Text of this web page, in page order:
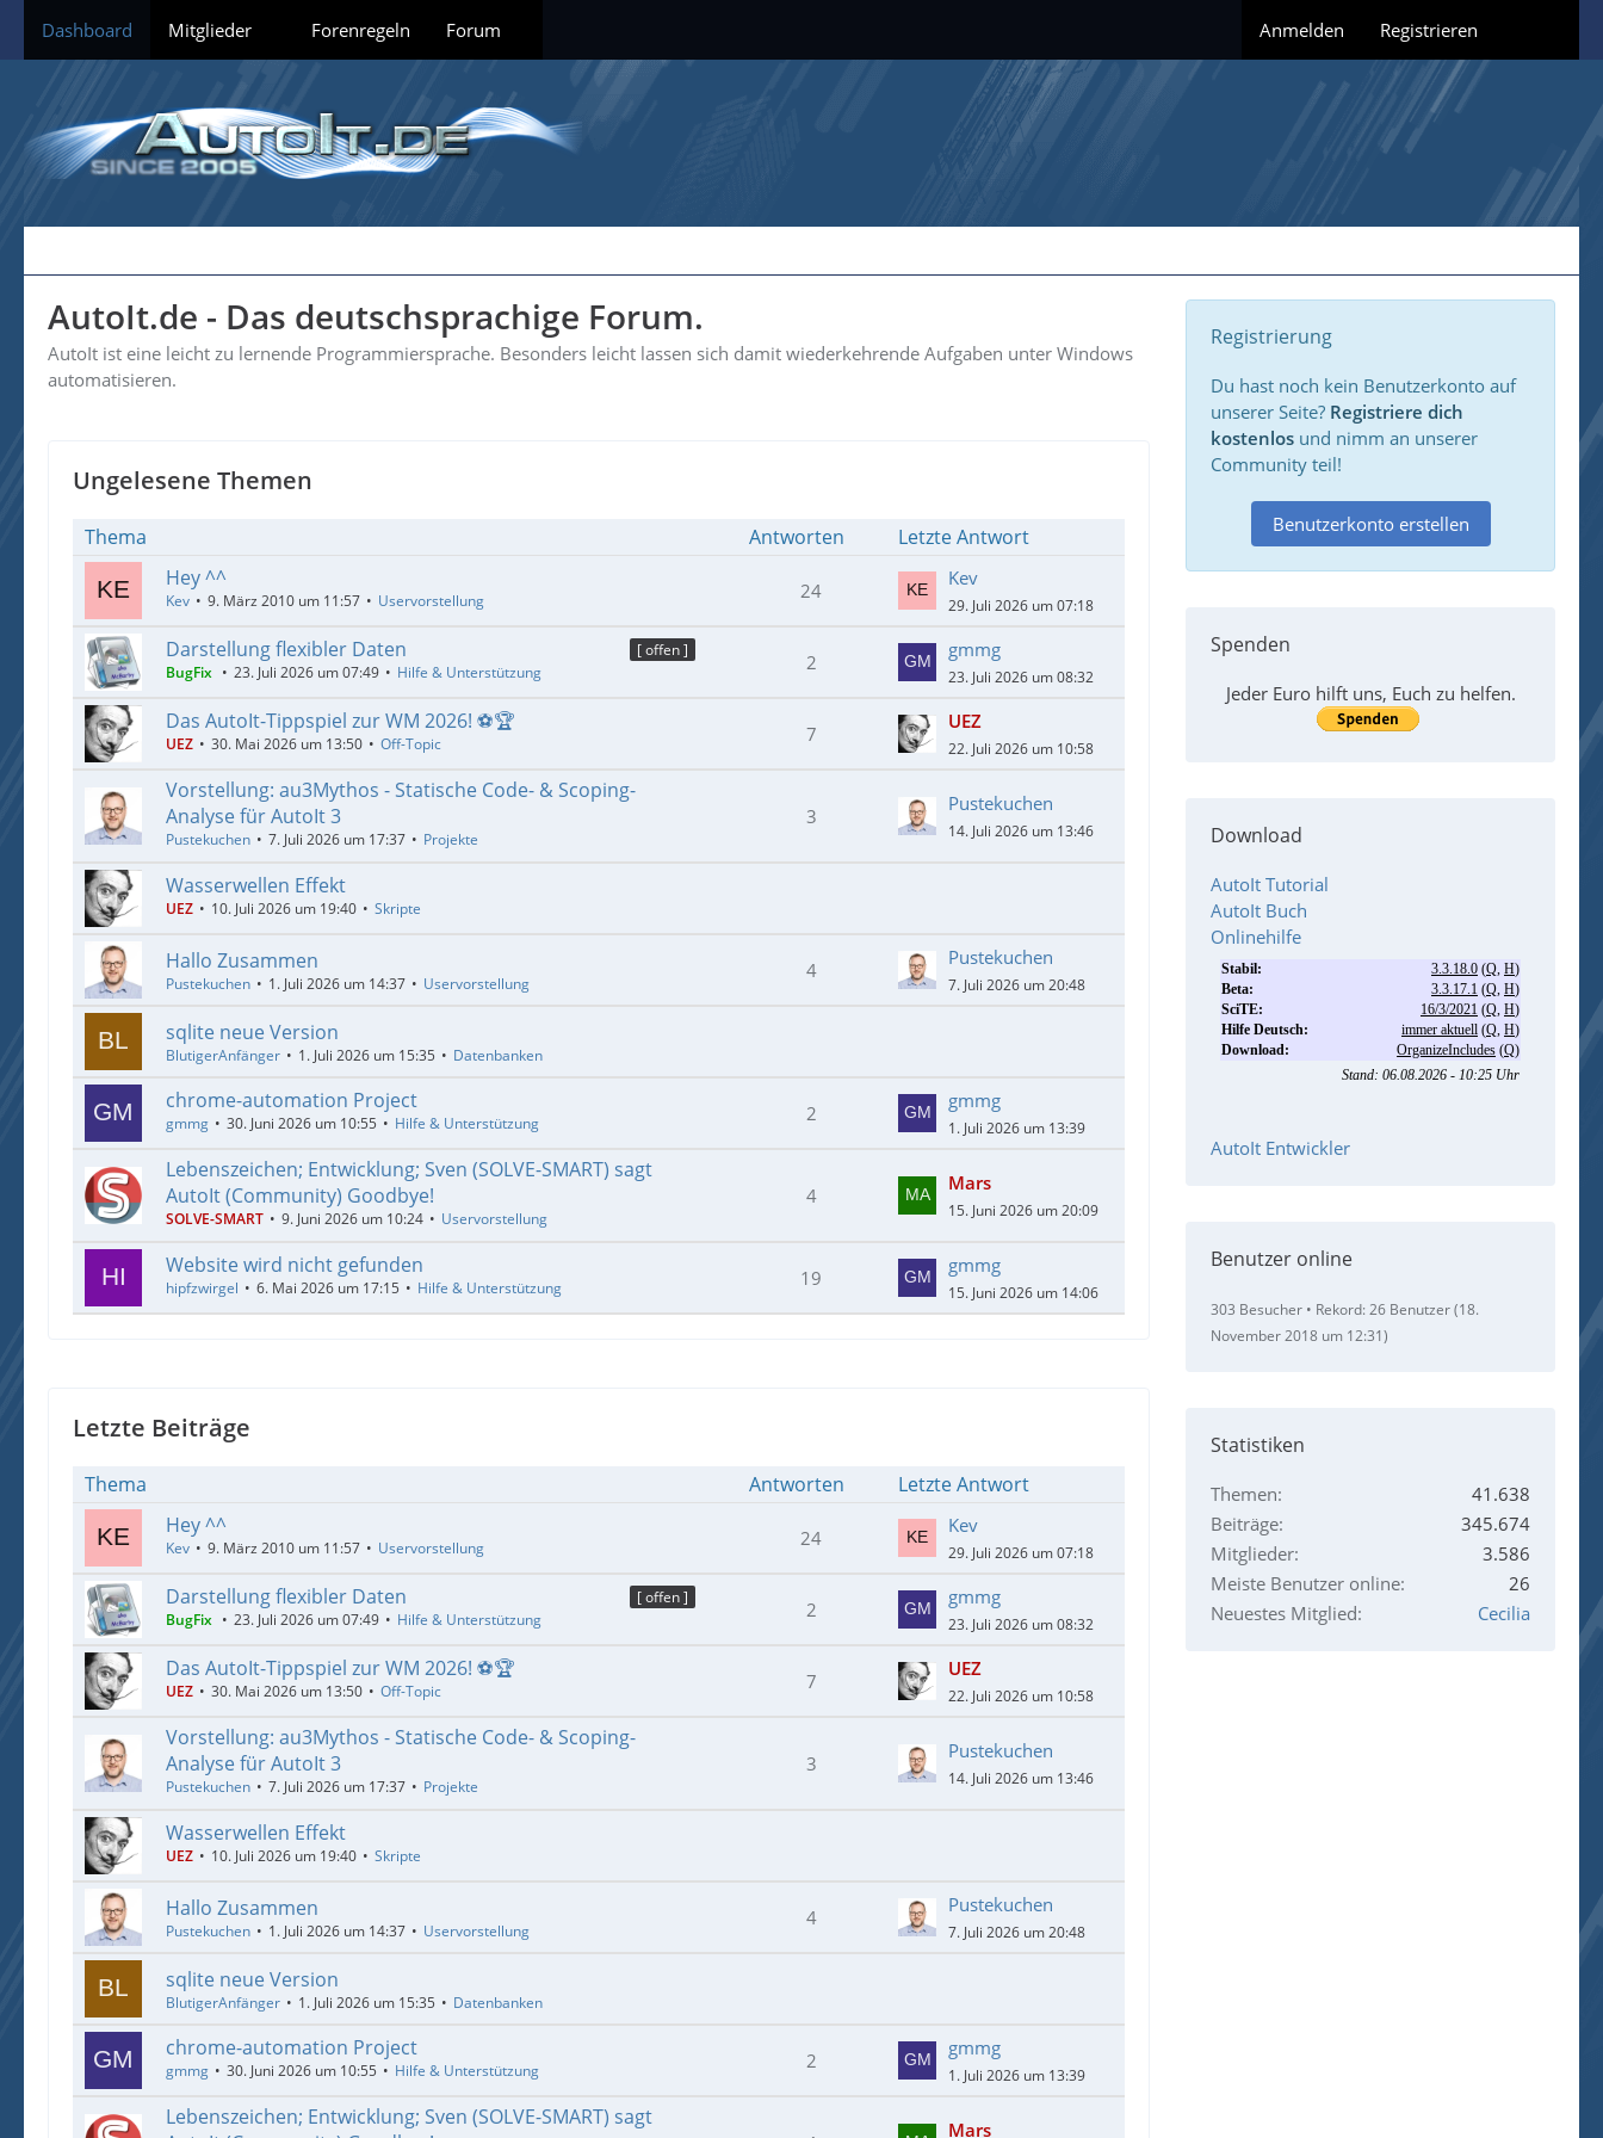
Dashboard Mitglieder Forenregeln Forum Anmelden Registrieren
AutoIt.de - Das deutschsprachige Forum.
AutoIt ist eine leicht zu lernende Programmiersprache. Besonders leicht lassen sich damit wiederkehrende Aufgaben unter Windows
automatisieren.
Ungelesene Themen
Thema Antworten
Letzte Antwort
Hey ^^
Kev 9. März 2010 um 11:57 Uservorstellung 24
Kev
29. Juli 2026 um 07:18
[ offen ]
Darstellung flexibler Daten
BugFix 23. Juli 2026 um 07:49 Hilfe & Unterstützung 2
gmmg
23. Juli 2026 um 08:32
Das AutoIt-Tippspiel zur WM 2026! ⚽🏆
UEZ 30. Mai 2026 um 13:50 Off-Topic 7
UEZ
22. Juli 2026 um 10:58
Vorstellung: au3Mythos - Statische Code- & Scoping-
Analyse für AutoIt 3
Pustekuchen 7. Juli 2026 um 17:37 Projekte
3
Pustekuchen
14. Juli 2026 um 13:46
Wasserwellen Effekt
UEZ 10. Juli 2026 um 19:40 Skripte
Hallo Zusammen
Pustekuchen 1. Juli 2026 um 14:37 Uservorstellung
4
Pustekuchen
7. Juli 2026 um 20:48
sqlite neue Version
BlutigerAnfänger 1. Juli 2026 um 15:35 Datenbanken
chrome-automation Project
gmmg 30. Juni 2026 um 10:55 Hilfe & Unterstützung 2
gmmg
1. Juli 2026 um 13:39
Lebenszeichen; Entwicklung; Sven (SOLVE-SMART) sagt
AutoIt (Community) Goodbye!
SOLVE-SMART 9. Juni 2026 um 10:24 Uservorstellung
4
Mars
15. Juni 2026 um 20:09
Website wird nicht gefunden
hipfzwirgel 6. Mai 2026 um 17:15 Hilfe & Unterstützung 19
gmmg
15. Juni 2026 um 14:06
Letzte Beiträge
Thema Antworten
Letzte Antwort
Hey ^^
Kev 9. März 2010 um 11:57 Uservorstellung 24
Kev
29. Juli 2026 um 07:18
[ offen ]
Darstellung flexibler Daten
BugFix 23. Juli 2026 um 07:49 Hilfe & Unterstützung 2
gmmg
23. Juli 2026 um 08:32
Das AutoIt-Tippspiel zur WM 2026! ⚽🏆
UEZ 30. Mai 2026 um 13:50 Off-Topic 7
UEZ
22. Juli 2026 um 10:58
Vorstellung: au3Mythos - Statische Code- & Scoping-
Analyse für AutoIt 3
Pustekuchen 7. Juli 2026 um 17:37 Projekte
3
Pustekuchen
14. Juli 2026 um 13:46
Wasserwellen Effekt
UEZ 10. Juli 2026 um 19:40 Skripte
Hallo Zusammen
Pustekuchen 1. Juli 2026 um 14:37 Uservorstellung
4
Pustekuchen
7. Juli 2026 um 20:48
sqlite neue Version
BlutigerAnfänger 1. Juli 2026 um 15:35 Datenbanken
chrome-automation Project
gmmg 30. Juni 2026 um 10:55 Hilfe & Unterstützung 2
gmmg
1. Juli 2026 um 13:39
Lebenszeichen; Entwicklung; Sven (SOLVE-SMART) sagt
Mars
Registrierung
Du hast noch kein Benutzerkonto auf
unserer Seite? Registriere dich
kostenlos und nimm an unserer
Community teil!
Benutzerkonto erstellen
Spenden
Jeder Euro hilft uns, Euch zu helfen.
Download
AutoIt Tutorial
AutoIt Buch
Onlinehilfe
AutoIt Entwickler
Benutzer online
303 Besucher Rekord: 26 Benutzer (18.
November 2018 um 12:31)
Statistiken
Themen
41.638
Beiträge
345.674
Mitglieder
3.586
Meiste Benutzer online
26
Neuestes Mitglied
Cecilia